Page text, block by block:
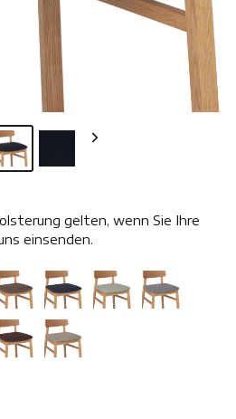
gelten, wenn Sie Ihre
einsenden.